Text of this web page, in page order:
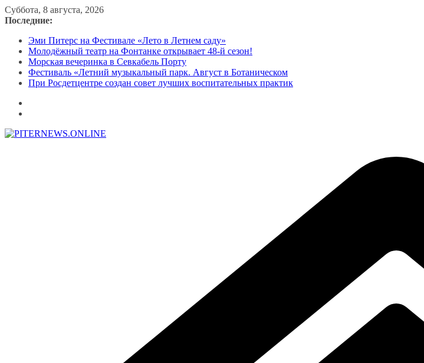
Перейти
к
Суббота, 8 августа, 2026
Последние:
Эми Питерс на Фестивале «Лето в Летнем саду»
Молодёжный театр на Фонтанке открывает 48-й сезон!
Морская вечеринка в Севкабель Порту
Фестиваль «Летний музыкальный парк. Август в Ботаническом
При Росдетцентре создан совет лучших воспитательных практик